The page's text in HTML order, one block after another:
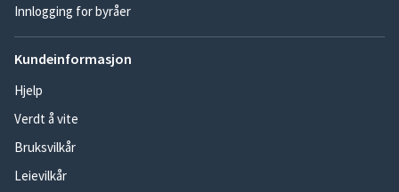
Innlogging for byråer
Kundeinformasjon
Hjelp
Verdt å vite
Bruksvilkår
Leievilkår